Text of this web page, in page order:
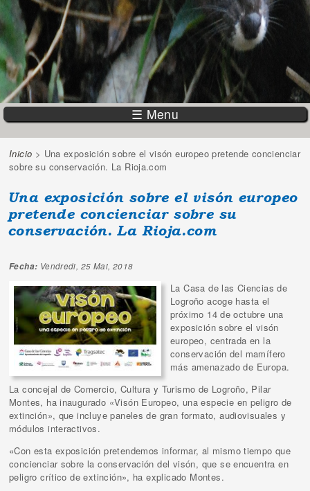
☰ Menu
Vous êtes ici
Inicio > Una exposición sobre el visón europeo pretende concienciar
sobre su conservación. La Rioja.com
Una exposición sobre el visón europeo
pretende concienciar sobre su
conservación. La Rioja.com
Fecha: Vendredi, 25 Mai, 2018
La Casa de las Ciencias de
Logroño acoge hasta el
próximo 14 de octubre una
exposición sobre el visón
europeo, centrada en la
conservación del mamífero
más amenazado de Europa.
La concejal de Comercio, Cultura y Turismo de Logroño, Pilar
Montes, ha inaugurado «Visón Europeo, una especie en peligro de
extinción», que incluye paneles de gran formato, audiovisuales y
módulos interactivos.
«Con esta exposición pretendemos informar, al mismo tiempo que
concienciar sobre la conservación del visón, que se encuentra en
peligro crítico de extinción», ha explicado Montes.